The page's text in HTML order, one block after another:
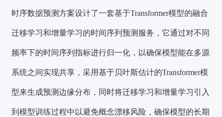
时序数据预测方案设计了一套基于Transformer模型的融合
迁移学习和增量学习 的时间序列预测服务，它通过对不同
频率下的时间序列指标进行归一化，以确保模型能在多源
系统之间实现共享，采用基于贝叶斯估计的Transformer模
型来生成预测边缘分布，同时将迁移学习和增量学习引入
到模型训练过程中以避免概念漂移风险，确保模型的长期